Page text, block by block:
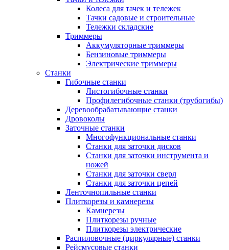
Колеса для тачек и тележек
Тачки садовые и строительные
Тележки складские
Триммеры
Аккумуляторные триммеры
Бензиновые триммеры
Электрические триммеры
Станки
Гибочные станки
Листогибочные станки
Профилегибочные станки (трубогибы)
Деревообрабатывающие станки
Дровоколы
Заточные станки
Многофункциональные станки
Станки для заточки дисков
Станки для заточки инструмента и
ножей
Станки для заточки сверл
Станки для заточки цепей
Ленточнопильные станки
Плиткорезы и камнерезы
Камнерезы
Плиткорезы ручные
Плиткорезы электрические
Распиловочные (циркулярные) станки
Рейсмусовые станки